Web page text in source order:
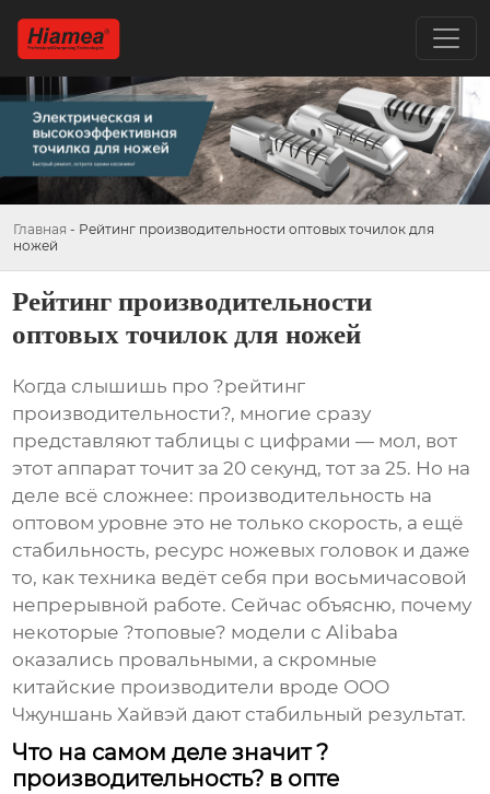
Главная - Рейтинг производительности оптовых точилок для
ножей
Рейтинг производительности
оптовых точилок для ножей
Когда слышишь про ?рейтинг
производительности?, многие сразу
представляют таблицы с цифрами — мол, вот
этот аппарат точит за 20 секунд, тот за 25. Но на
деле всё сложнее: производительность на
оптовом уровне это не только скорость, а ещё
стабильность, ресурс ножевых головок и даже
то, как техника ведёт себя при восьмичасовой
непрерывной работе. Сейчас объясню, почему
некоторые ?топовые? модели с Alibaba
оказались провальными, а скромные
китайские производители вроде ООО
Чжуншань Хайвэй дают стабильный результат.
Что на самом деле значит ?
производительность? в опте